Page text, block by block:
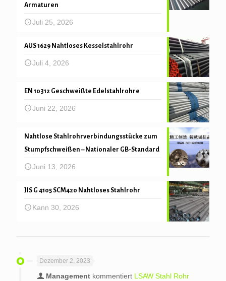
Armaturen
Juli 25, 2026
AUS 1629 Nahtloses Kesselstahlrohr
Juli 4, 2026
EN 10312 Geschweißte Edelstahlrohre
Juni 22, 2026
Nahtlose Stahlrohrverbindungsstücke zum
Stumpfschweißen – Nationaler GB-Standard
Juni 13, 2026
JIS G 4105 SCM420 Nahtloses Stahlrohr
Kann 30, 2026
Dezember 2, 2023
Management kommentiert LSAW Stahl Rohr